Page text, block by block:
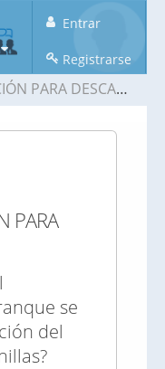
Entrar
Registrarse
PARA DESCARGAR
PARA
se
del